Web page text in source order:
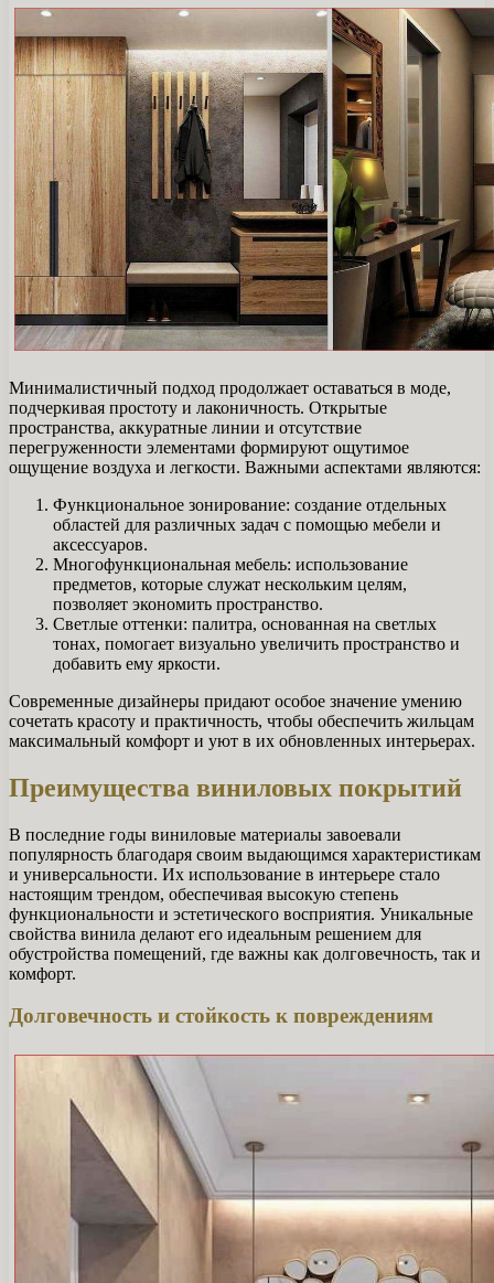
Минималистичный подход продолжает оставаться в моде,
подчеркивая простоту и лаконичность. Открытые
пространства, аккуратные линии и отсутствие
перегруженности элементами формируют ощутимое
ощущение воздуха и легкости. Важными аспектами являются:
Функциональное зонирование: создание отдельных
областей для различных задач с помощью мебели и
аксессуаров.
Многофункциональная мебель: использование
предметов, которые служат нескольким целям,
позволяет экономить пространство.
Светлые оттенки: палитра, основанная на светлых
тонах, помогает визуально увеличить пространство и
добавить ему яркости.
Современные дизайнеры придают особое значение умению
сочетать красоту и практичность, чтобы обеспечить жильцам
максимальный комфорт и уют в их обновленных интерьерах.
Преимущества виниловых покрытий
В последние годы виниловые материалы завоевали
популярность благодаря своим выдающимся характеристикам
и универсальности. Их использование в интерьере стало
настоящим трендом, обеспечивая высокую степень
функциональности и эстетического восприятия. Уникальные
свойства винила делают его идеальным решением для
обустройства помещений, где важны как долговечность, так и
комфорт.
Долговечность и стойкость к повреждениям